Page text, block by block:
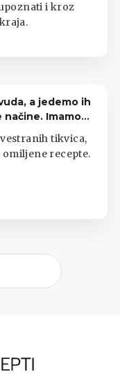
i kroz
a jedemo ih
načine. Imamo
tikvica,
recepte.